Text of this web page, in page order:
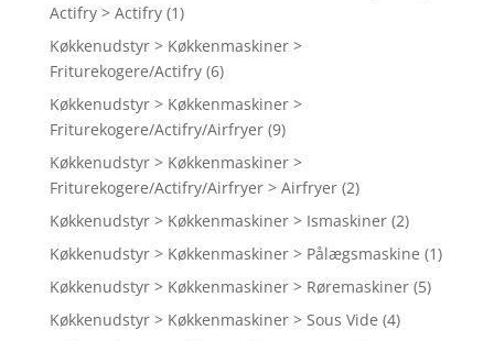
Actifry > Actifry (1)
Køkkenudstyr > Køkkenmaskiner >
Friturekogere/Actifry (6)
Køkkenudstyr > Køkkenmaskiner >
Friturekogere/Actifry/Airfryer (9)
Køkkenudstyr > Køkkenmaskiner >
Friturekogere/Actifry/Airfryer > Airfryer (2)
Køkkenudstyr > Køkkenmaskiner > Ismaskiner (2)
Køkkenudstyr > Køkkenmaskiner > Pålægsmaskine (1)
Køkkenudstyr > Køkkenmaskiner > Røremaskiner (5)
Køkkenudstyr > Køkkenmaskiner > Sous Vide (4)